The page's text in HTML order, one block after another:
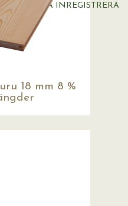
LOGGA IN REGISTRERA
18 mm 8 %